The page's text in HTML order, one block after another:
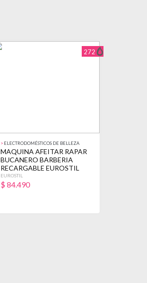
272
> ELECTRODOMÉSTICOS DE BELLEZA
MAQUINA AFEITAR RAPAR
BUCANERO BARBERIA
RECARGABLE EUROSTIL
EUROSTIL
$ 84.490